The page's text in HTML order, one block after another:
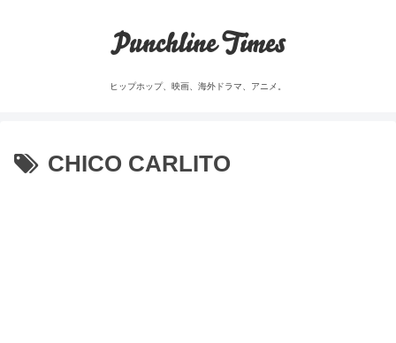
Punchline Times
ヒップホップ、映画、海外ドラマ、アニメ。
CHICO CARLITO